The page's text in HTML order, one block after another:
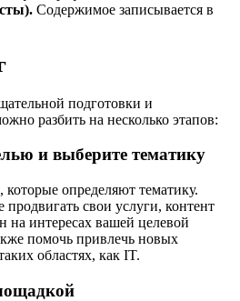
Содержимое записывается в
подготовки и
разбить на несколько этапов:
и выберите тематику
определяют тематику.
свои услуги, контент
на интересах вашей целевой
помочь привлечь новых
областях, как IT.